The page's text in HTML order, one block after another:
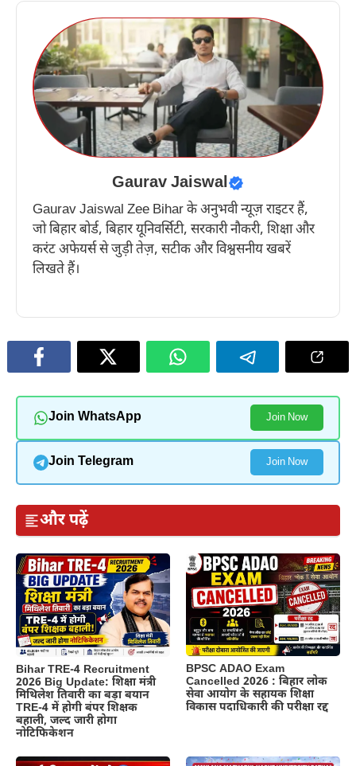
Gaurav Jaiswal
Gaurav Jaiswal Zee Bihar के अनुभवी न्यूज़ राइटर हैं,
जो बिहार बोर्ड, बिहार यूनिवर्सिटी, सरकारी नौकरी, शिक्षा और
करंट अफेयर्स से जुड़ी तेज़, सटीक और विश्वसनीय खबरें
लिखते हैं।
Join WhatsApp Join Now
Join Telegram Join Now
और पढ़ें
Bihar TRE-4 Recruitment
2026 Big Update: शिक्षा मंत्री
मिथिलेश तिवारी का बड़ा बयान
TRE-4 में होगी बंपर शिक्षक
बहाली, जल्द जारी होगा
नोटिफिकेशन
BPSC ADAO Exam
Cancelled 2026 : बिहार लोक
सेवा आयोग के सहायक शिक्षा
विकास पदाधिकारी की परीक्षा रद्द